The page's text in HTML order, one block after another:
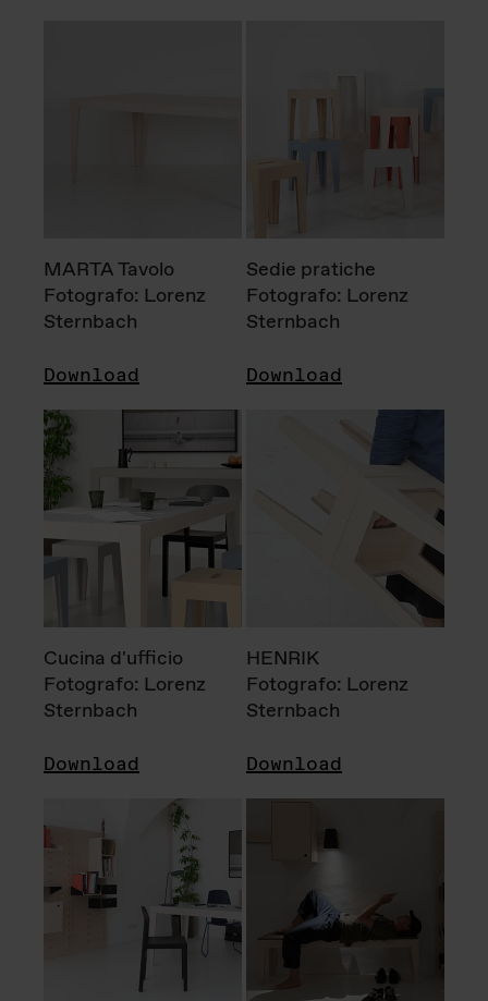
MARTA Tavolo
Fotografo: Lorenz
Sternbach
Download
Sedie pratiche
Fotografo: Lorenz
Sternbach
Download
Cucina d'ufficio
Fotografo: Lorenz
Sternbach
Download
HENRIK
Fotografo: Lorenz
Sternbach
Download